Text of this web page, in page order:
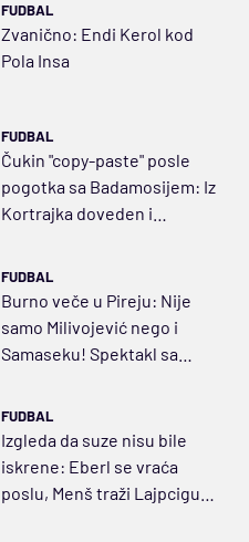
FUDBAL
Zvanično: Endi Kerol kod
Pola Insa
FUDBAL
Čukin "copy-paste" posle
pogotka sa Badamosijem: Iz
Kortrajka doveden i
FUDBAL
Burno veče u Pireju: Nije
samo Milivojević nego i
Samaseku! Spektakl sa
FUDBAL
Izgleda da suze nisu bile
iskrene: Eberl se vraća
poslu, Menš traži Lajpcigu